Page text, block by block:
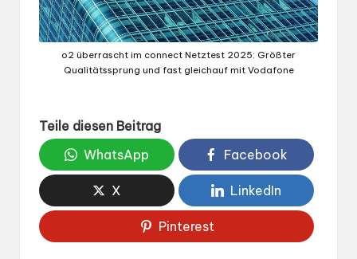
o2 überrascht im connect Netztest 2025: Größter
Qualitätssprung und fast gleichauf mit Vodafone
Teile diesen Beitrag
WhatsApp
Facebook
X LinkedIn
Pinterest